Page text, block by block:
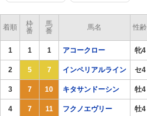
着順
枠
番
馬
番
馬名 性齢
1 1 1 アコークロー 牝4
2 5 7 インペリアルライン セ4
3 7 10 キタサンドーシン 牡4
4 7 11 フクノエヴリー 牡4